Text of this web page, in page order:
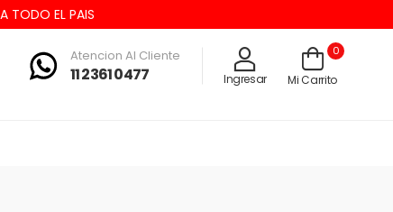
EL PAIS
Atencion Al Cliente
11 2361 0477 Ingresar
0
Mi Carrito